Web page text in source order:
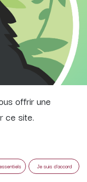
le samedi
(en cours de
offrir une
ce site.
Je suis d'accord